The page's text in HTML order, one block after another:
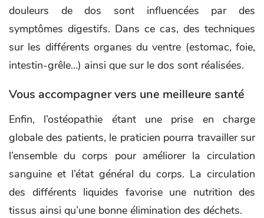
douleurs de dos sont influencées par des
symptômes digestifs. Dans ce cas, des techniques
sur les différents organes du ventre (estomac, foie,
intestin-grêle…) ainsi que sur le dos sont réalisées.
Vous accompagner vers une meilleure santé
Enfin, l’ostéopathie étant une prise en charge
globale des patients, le praticien pourra travailler sur
l’ensemble du corps pour améliorer la circulation
sanguine et l’état général du corps. La circulation
des différents liquides favorise une nutrition des
tissus ainsi qu’une bonne élimination des déchets.